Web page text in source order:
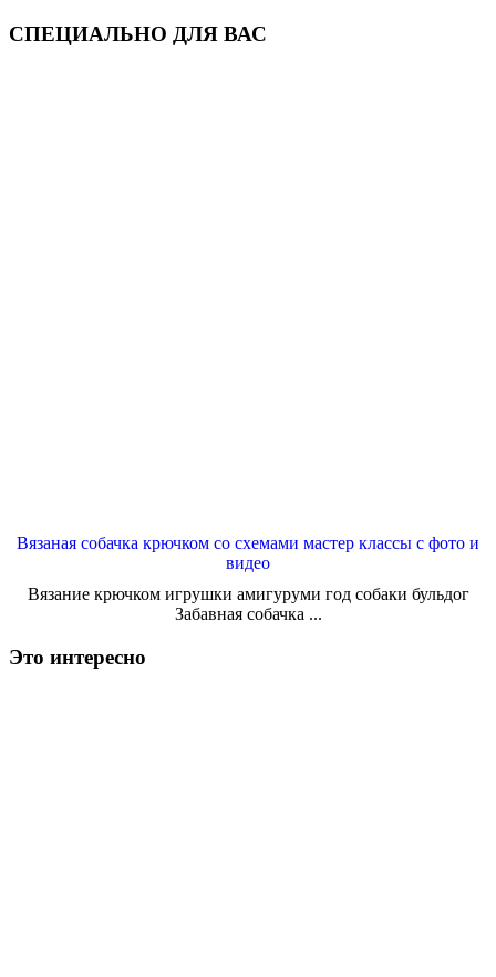
СПЕЦИАЛЬНО ДЛЯ ВАС
Вязаная собачка крючком со схемами мастер классы с фото и
видео
Вязание крючком игрушки амигуруми год собаки бульдог
Забавная собачка ...
Это интересно